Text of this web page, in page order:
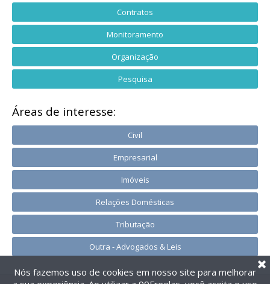
Contratos
Monitoramento
Organização
Pesquisa
Áreas de interesse:
Civil
Empresarial
Imóveis
Relações Domésticas
Tributação
Outra - Advogados & Leis
Nós fazemos uso de cookies em nosso site para melhorar